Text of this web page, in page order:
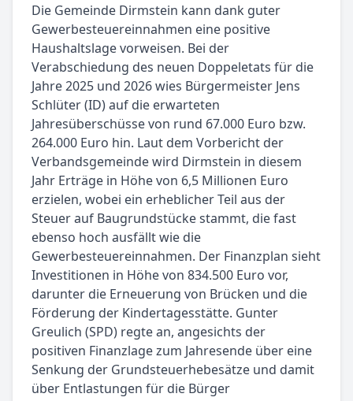
Die Gemeinde Dirmstein kann dank guter
Gewerbesteuereinnahmen eine positive
Haushaltslage vorweisen. Bei der
Verabschiedung des neuen Doppeletats für die
Jahre 2025 und 2026 wies Bürgermeister Jens
Schlüter (ID) auf die erwarteten
Jahresüberschüsse von rund 67.000 Euro bzw.
264.000 Euro hin. Laut dem Vorbericht der
Verbandsgemeinde wird Dirmstein in diesem
Jahr Erträge in Höhe von 6,5 Millionen Euro
erzielen, wobei ein erheblicher Teil aus der
Steuer auf Baugrundstücke stammt, die fast
ebenso hoch ausfällt wie die
Gewerbesteuereinnahmen. Der Finanzplan sieht
Investitionen in Höhe von 834.500 Euro vor,
darunter die Erneuerung von Brücken und die
Förderung der Kindertagesstätte. Gunter
Greulich (SPD) regte an, angesichts der
positiven Finanzlage zum Jahresende über eine
Senkung der Grundsteuerhebesätze und damit
über Entlastungen für die Bürger